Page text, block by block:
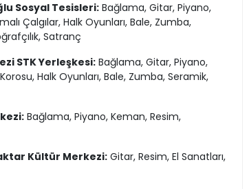
Sosyal Tesisleri:Bağlama, Gitar, Piyano,
Çalgılar, Halk Oyunları, Bale, Zumba,
Satranç
STK Yerleşkesi:Bağlama, Gitar, Piyano,
Halk Oyunları, Bale, Zumba, Seramik,
Bağlama, Piyano, Keman, Resim,
Kültür Merkezi:Gitar, Resim, El Sanatları,